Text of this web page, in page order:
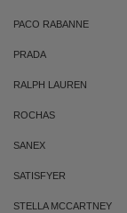
PACO RABANNE
PRADA
RALPH LAUREN
ROCHAS
SANEX
SATISFYER
STELLA MCCARTNEY